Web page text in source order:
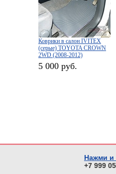
Коврики в салон IVITEX
(серые) TOYOTA CROWN
2WD (2008-2012)
5 000 руб.
Нажми и
+7 999